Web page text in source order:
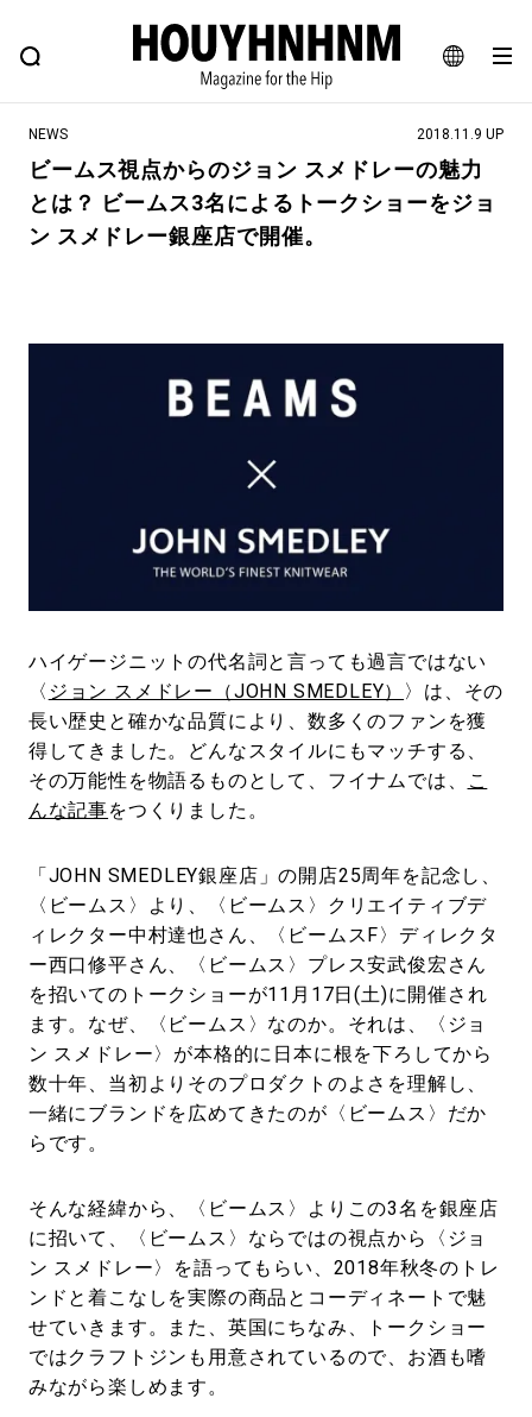
JA
EN
FEATURE BLOG SNAP
ヒップなファッション、カルチャー、ライフスタイルWEBマガジン
#注目のタグ
#NEW VINTAGE #マイナーグッド図鑑
#路地裏てぃーん。 #MONTHLY JOURNAL
#GH 銘品の所以 #フイナムのYouTube
#FASHION
#LIFESTYLE #SNEAKER #OUTDOOR
#HANDSOME HANDBOOK
NEWS 2018.11.9 UP
ビームス視点からのジョン スメドレーの魅力
とは？ ビームス3名によるトークショーをジョ
ン スメドレー銀座店で開催。
ハイゲージニットの代名詞と言っても過言ではない
〈 ジョン スメドレー（JOHN SMEDLEY） 〉は、その
長い歴史と確かな品質により、数多くのファンを獲
得してきました。どんなスタイルにもマッチする、
その万能性を物語るものとして、フイナムでは、
こ
んな記事をつくりました。
「JOHN SMEDLEY銀座店」の開店25周年を記念し、
〈ビームス〉より、〈ビームス〉クリエイティブデ
ィレクター中村達也さん、〈ビームスF〉ディレクタ
ー西口修平さん、〈ビームス〉プレス安武俊宏さん
を招いてのトークショーが11月17日(土)に開催され
ます。なぜ、〈ビームス〉なのか。それは、〈ジョ
ン スメドレー〉が本格的に日本に根を下ろしてから
数十年、当初よりそのプロダクトのよさを理解し、
一緒にブランドを広めてきたのが〈ビームス〉だか
らです。
そんな経緯から、〈ビームス〉よりこの3名を銀座店
に招いて、〈ビームス〉ならではの視点から〈ジョ
ン スメドレー〉を語ってもらい、2018年秋冬のトレ
ンドと着こなしを実際の商品とコーディネートで魅
せていきます。また、英国にちなみ、トークショー
ではクラフトジンも用意されているので、お酒も嗜
みながら楽しめます。